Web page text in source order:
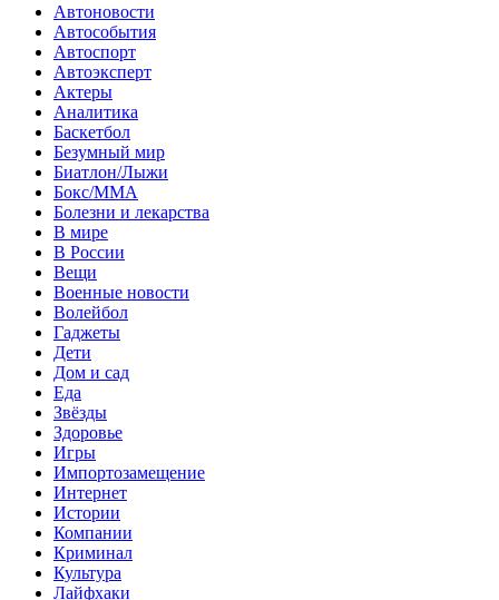
Автоновости
Автособытия
Автоспорт
Автоэксперт
Актеры
Аналитика
Баскетбол
Безумный мир
Биатлон/Лыжи
Бокс/MMA
Болезни и лекарства
В мире
В России
Вещи
Военные новости
Волейбол
Гаджеты
Дети
Дом и сад
Еда
Звёзды
Здоровье
Игры
Импортозамещение
Интернет
Истории
Компании
Криминал
Культура
Лайфхаки